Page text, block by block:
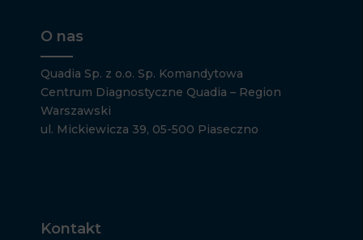
O nas
Quadia Sp. z o.o. Sp. Komandytowa
Centrum Diagnostyczne Quadia – Region
Warszawski
ul. Mickiewicza 39, 05-500 Piaseczno
Kontakt